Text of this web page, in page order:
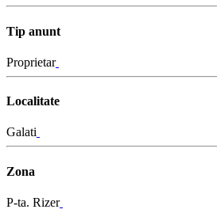
Tip anunt
Proprietar
Localitate
Galati
Zona
P-ta. Rizer